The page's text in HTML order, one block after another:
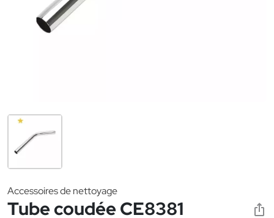
Accessoires de nettoyage
Tube coudée CE8381